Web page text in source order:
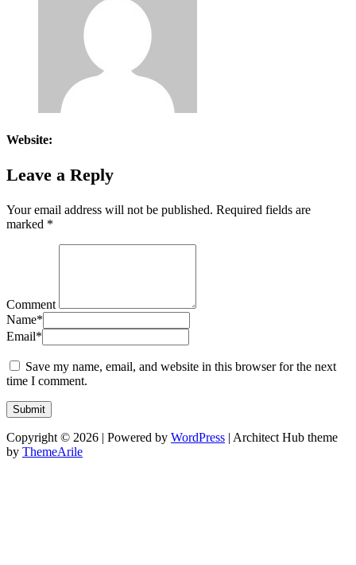
Website:
Leave a Reply
Your email address will not be published. Required fields are
marked *
Comment
Name*
Email*
Save my name, email, and website in this browser for the next
time I comment.
Copyright © 2026 | Powered by WordPress | Architect Hub theme
by ThemeArile